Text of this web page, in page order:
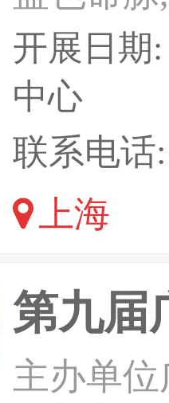
决我国
重大意
挑战：
非传统
执法是
战略眼
开展日期
中心
联系电话:
上海
第九届
主办单